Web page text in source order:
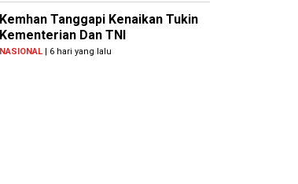
Kemhan Tanggapi Kenaikan Tukin
Kementerian Dan TNI
NASIONAL| 6 hari yang lalu